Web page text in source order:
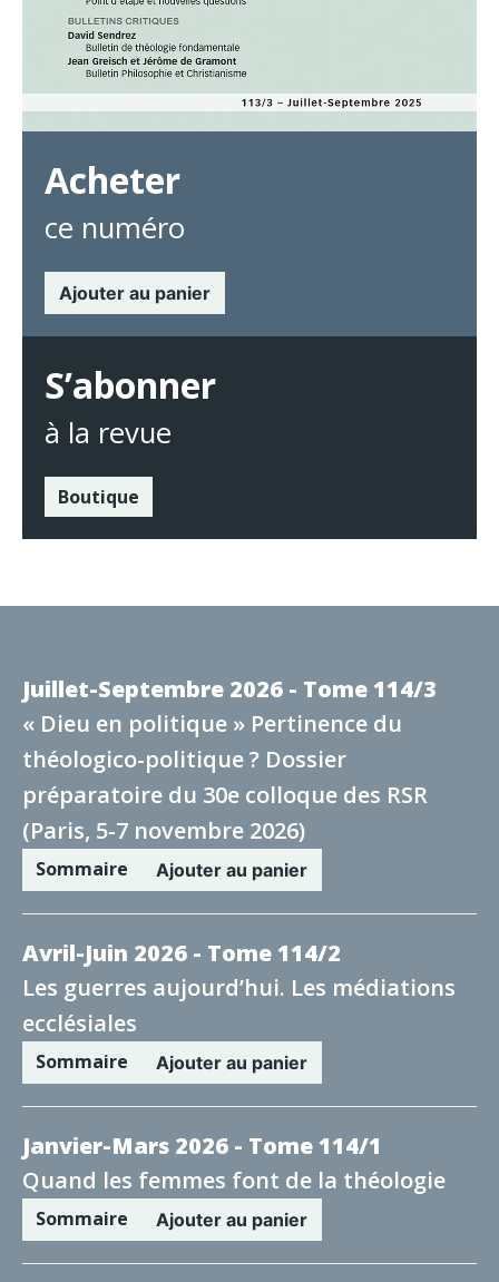
Acheter
ce numéro
Ajouter au panier
S’abonner
à la revue
Boutique
Juillet-Septembre 2026 - Tome 114/3
« Dieu en politique » Pertinence du
théologico-politique ? Dossier
préparatoire du 30e colloque des RSR
(Paris, 5-7 novembre 2026)
Sommaire Ajouter au panier
Avril-Juin 2026 - Tome 114/2
Les guerres aujourd’hui. Les médiations
ecclésiales
Sommaire Ajouter au panier
Janvier-Mars 2026 - Tome 114/1
Quand les femmes font de la théologie
Sommaire Ajouter au panier